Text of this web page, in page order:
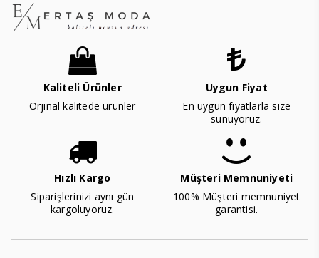
Kaliteli Ürünler
Orjinal kalitede ürünler
Uygun Fiyat
En uygun fiyatlarla size
sunuyoruz.
Hızlı Kargo
Siparişlerinizi aynı gün
kargoluyoruz.
Müşteri Memnuniyeti
100% Müşteri memnuniyet
garantisi.